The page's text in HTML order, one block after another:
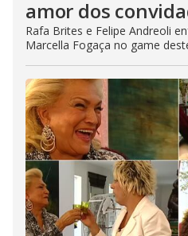
amor dos
Rafa Brites e Felipe Andreoli
Marcella Fogaça no game